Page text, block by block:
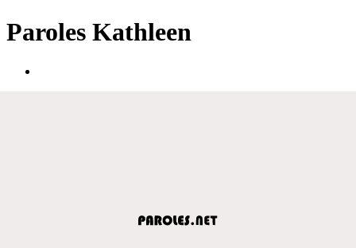
Paroles Kathleen